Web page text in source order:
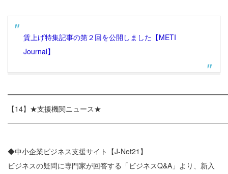
賃上げ特集記事の第２回を公開しました【METI
Journal】
【14】★支援機関ニュース★
◆中小企業ビジネス支援サイト【J-Net21】
ビジネスの疑問に専門家が回答する「ビジネスQ&A」より、新入